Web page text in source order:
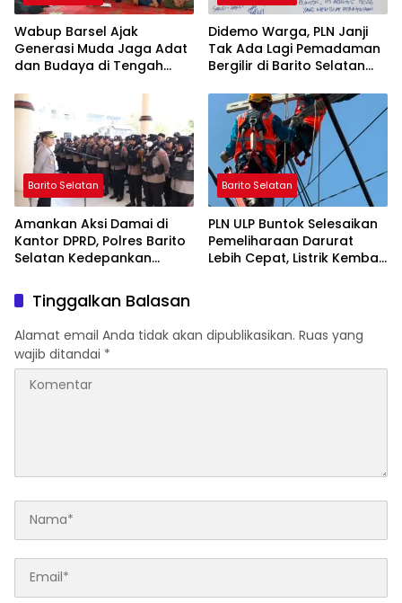
Wabup Barsel Ajak
Generasi Muda Jaga Adat
dan Budaya di Tengah
Didemo Warga, PLN Janji
Tak Ada Lagi Pemadaman
Bergilir di Barito Selatan
Barito Selatan
Amankan Aksi Damai di
Kantor DPRD, Polres Barito
Selatan Kedepankan
Barito Selatan
PLN ULP Buntok Selesaikan
Pemeliharaan Darurat
Lebih Cepat, Listrik Kembali
Tinggalkan Balasan
Alamat email Anda tidak akan dipublikasikan. Ruas yang
wajib ditandai *